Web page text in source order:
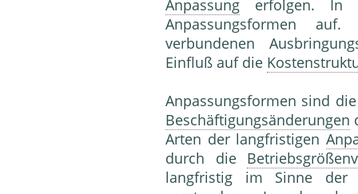
Anpassung erfolgen. In
Anpassungsformen
verbundenen
Einfluß auf die
Anpassungsformen sind
Beschäftigungsänderungen
Arten der langfristigen
durch die
langfristig im Sinne